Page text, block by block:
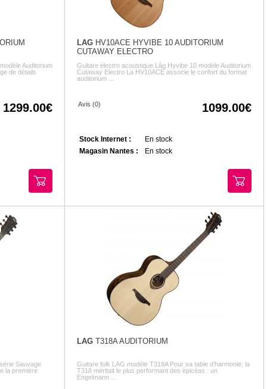
Auditorium
de détails
1299.00
LAG HV10ACE HYVIBE 10 AUDITORIUM
CUTAWAY ELECTRO
Guitare électro acoustique Lâg Hyvibe 10 modèle Auditorium
Cutaway Electro La HV10ACE associe le confort du format
auditorium ...
Avis (0) 1099.00
Stock Internet :
En stock
Magasin Nantes :
En stock
Sauvage
la première
LAG T318A AUDITORIUM
Guitare folk LAG modèle T318A Pour sa table d’harmonie, la
T318 méritait le plus performant des épicéas : un
Engelmann ...